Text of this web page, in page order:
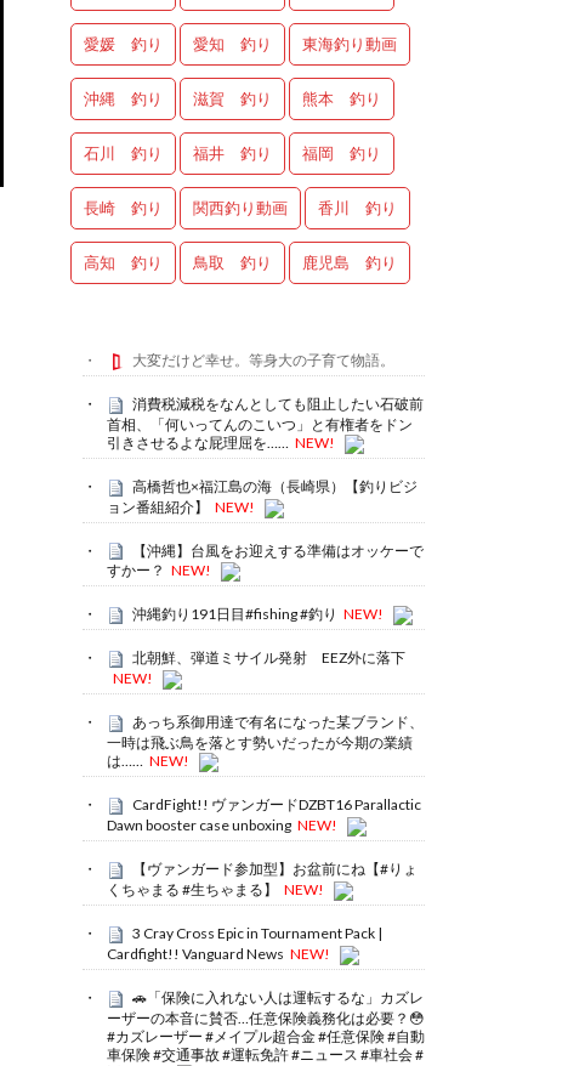
愛媛 釣り 愛知 釣り 東海釣り動画
沖縄 釣り 滋賀 釣り 熊本 釣り
石川 釣り 福井 釣り 福岡 釣り
長崎 釣り 関西釣り動画 香川 釣り
高知 釣り 鳥取 釣り 鹿児島 釣り
大変だけど幸せ。等身大の子育て物語。
消費税減税をなんとしても阻止したい石破前
首相、「何いってんのこいつ」と有権者をドン
引きさせるよな屁理屈を……
NEW!
高橋哲也×福江島の海（長崎県）【釣りビジ
ョン番組紹介】
NEW!
【沖縄】台風をお迎えする準備はオッケーで
すかー？ NEW!
沖縄釣り191日目#fishing #釣り NEW!
北朝鮮、弾道ミサイル発射 EEZ外に落下
NEW!
あっち系御用達で有名になった某ブランド、
一時は飛ぶ鳥を落とす勢いだったが今期の業績
は…… NEW!
CardFight!! ヴァンガードDZBT16 Parallactic
Dawn booster case unboxing NEW!
【ヴァンガード参加型】お盆前にね【#りょ
くちゃまる #生ちゃまる】
NEW!
3 Cray Cross Epic in Tournament Pack |
Cardfight!! Vanguard News NEW!
🚗「保険に入れない人は運転するな」カズレ
ーザーの本音に賛否…任意保険義務化は必要？😳
#カズレーザー #メイプル超合金 #任意保険 #自動
車保険 #交通事故 #運転免許 #ニュース #車社会 #